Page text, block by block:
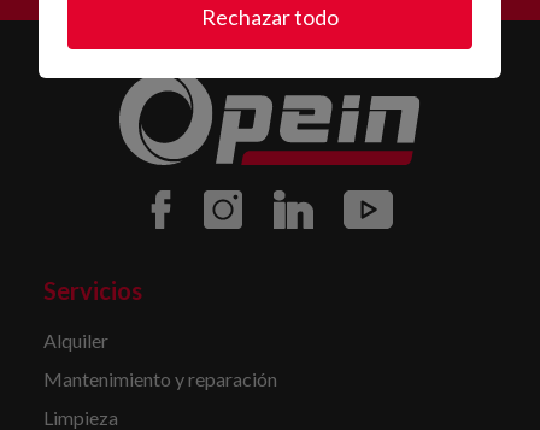
Servicios
Alquiler
Mantenimiento y reparación
Limpieza
Rechazar todo